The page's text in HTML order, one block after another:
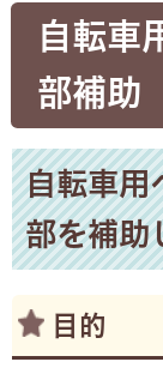
自転車
部補助
自転車用
部を補助
目的